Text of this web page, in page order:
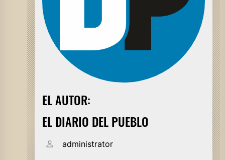
EL AUTOR:
EL DIARIO DEL PUEBLO
administrator